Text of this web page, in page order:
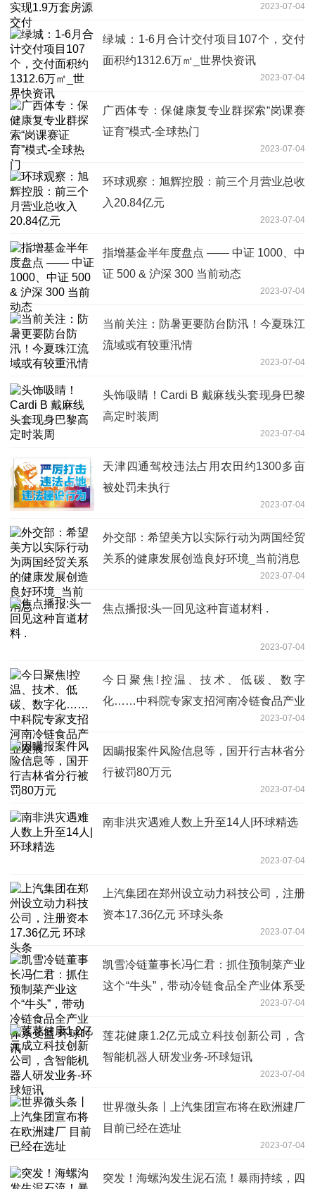
2023-07-04
绿城：1-6月合计交付项目107个，交付
面积约1312.6万㎡_世界快资讯
2023-07-04
广西体专：保健康复专业群探索“岗课赛
证育”模式-全球热门
2023-07-04
环球观察：旭辉控股：前三个月营业总收
入20.84亿元
2023-07-04
指增基金半年度盘点 —— 中证 1000、中
证 500 & 沪深 300 当前动态
2023-07-04
当前关注：防暑更要防台防汛！今夏珠江
流域或有较重汛情
2023-07-04
头饰吸睛！Cardi B 戴麻线头套现身巴黎
高定时装周
2023-07-04
天津四通驾校违法占用农田约1300多亩
被处罚未执行
2023-07-04
外交部：希望美方以实际行动为两国经贸
关系的健康发展创造良好环境_当前消息
2023-07-04
焦点播报:头一回见这种盲道材料 .
2023-07-04
今日聚焦!控温、技术、低碳、数字
化……中科院专家支招河南冷链食品产业
2023-07-04
因瞒报案件风险信息等，国开行吉林省分
行被罚80万元
2023-07-04
南非洪灾遇难人数上升至14人|环球精选
2023-07-04
上汽集团在郑州设立动力科技公司，注册
资本17.36亿元 环球头条
2023-07-04
凯雪冷链董事长冯仁君：抓住预制菜产业
这个“牛头”，带动冷链食品全产业体系受
2023-07-04
莲花健康1.2亿元成立科技创新公司，含
智能机器人研发业务-环球短讯
2023-07-04
世界微头条丨上汽集团宣布将在欧洲建厂
目前已经在选址
2023-07-04
突发！海螺沟发生泥石流！暴雨持续，四